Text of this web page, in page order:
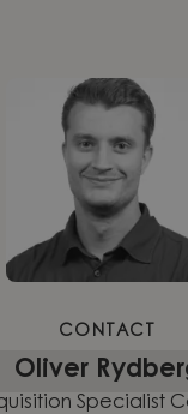
CONTACT
Oliver
Specialist